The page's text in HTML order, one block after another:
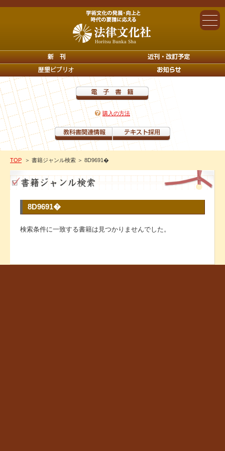
購入の方法
TOP ＞ 書籍ジャンル検索 ＞ 8D9691�
8D9691�
検索条件に一致する書籍は見つかりませんでした。